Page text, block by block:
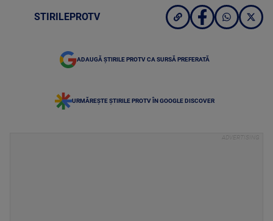
STIRILEPROTV
ADAUGĂ ȘTIRILE PROTV CA SURSĂ PREFERATĂ
URMĂREȘTE ȘTIRILE PROTV ÎN GOOGLE DISCOVER